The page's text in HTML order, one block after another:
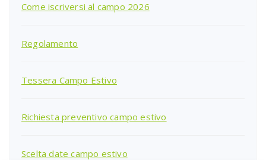
Come iscriversi al campo 2026
Regolamento
Tessera Campo Estivo
Richiesta preventivo campo estivo
Scelta date campo estivo